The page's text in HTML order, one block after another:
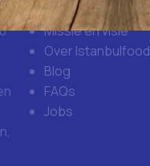
Grote aankoop
Missie en visie
Over Istanbulfood
Blog
FAQs
Jobs